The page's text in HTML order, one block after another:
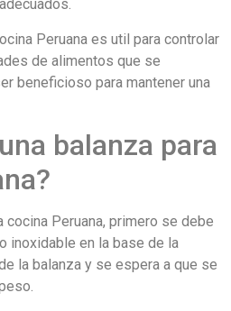
Peruana es util para controlar
de alimentos que se
beneficioso para mantener una
balanza para
cocina Peruana, primero se debe
inoxidable en la base de la
la balanza y se espera a que se